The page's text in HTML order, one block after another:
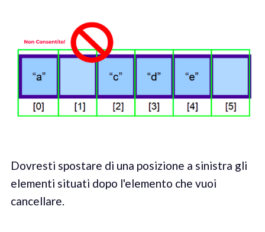
Dovresti spostare di una posizione a sinistra gli
elementi situati dopo l'elemento che vuoi
cancellare.